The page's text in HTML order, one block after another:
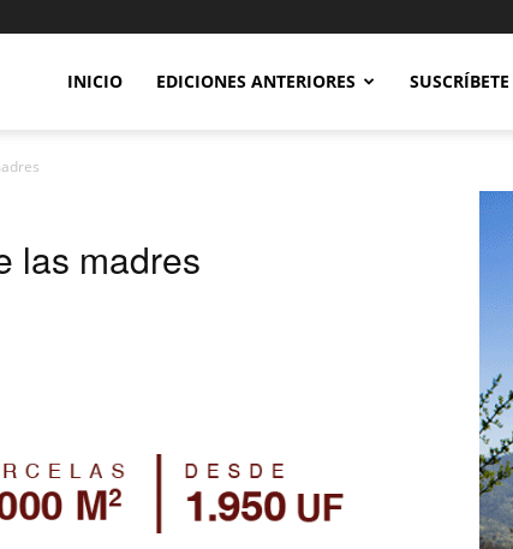
INICIO EDICIONES ANTERIORES SUSCRÍBETE
las madres